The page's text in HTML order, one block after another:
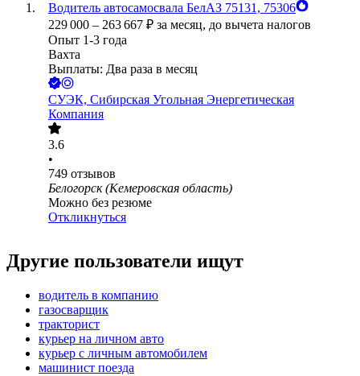
Водитель автосамосвала БелАЗ 75131, 75306
229 000 – 263 667 ₽ за месяц, до вычета налогов
Опыт 1-3 года
Вахта
Выплаты: Два раза в месяц
СУЭК, Сибирская Угольная Энергетическая
Компания
3.6
•
749 отзывов
Белогорск (Кемеровская область)
Можно без резюме
Откликнуться
Другие пользователи ищут
водитель в компанию
газосварщик
тракторист
курьер на личном авто
курьер с личным автомобилем
машинист поезда